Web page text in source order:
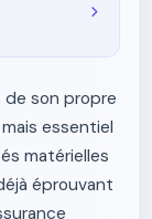
son propre
essentiel
matérielles
éprouvant